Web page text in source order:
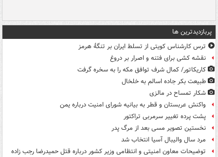
پربازدیدترین ها
ترس کارشناس کویتی از تسلط ایران بر تنگۀ هرمز
نقشه کشی برای فتنه و اصرار بر دروغ
کاریکاتور/ کمال شرف توافق مکه را به سخره گرفت
طبیعت بکر جاده اسالم به خلخال
شکار تمساح در مالزی
واکنش عربستان و قطر به بیانیه شورای امنیت درباره یمن
پشت پرده تغییر سرمربی تراکتور
نخستین تصویر مسی بعد از مرگ پدر
مرد سال والیبال آسیا انتخاب شد
توضیحات معاون امنیتی و انتظامی وزیر کشور درباره قتل حمیدرضا رجب زاده